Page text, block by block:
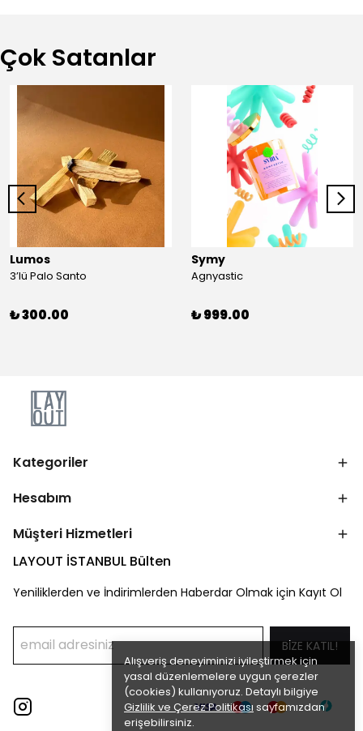
Alışveriş deneyiminizi iyileştirmek için
yasal düzenlemelere uygun çerezler
(cookies) kullanıyoruz. Detaylı bilgiye
Gizlilik ve Çerez Politikası sayfamızdan
erişebilirsiniz.
Çok Satanlar
Lumos
3’lü Palo Santo
₺ 300.00
Symy
Agnyastic
₺ 999.00
Kategoriler
Hesabım
Müşteri Hizmetleri
LAYOUT İSTANBUL Bülten
Yeniliklerden ve İndirimlerden Haberdar Olmak için Kayıt Ol
BİZE KATIL!